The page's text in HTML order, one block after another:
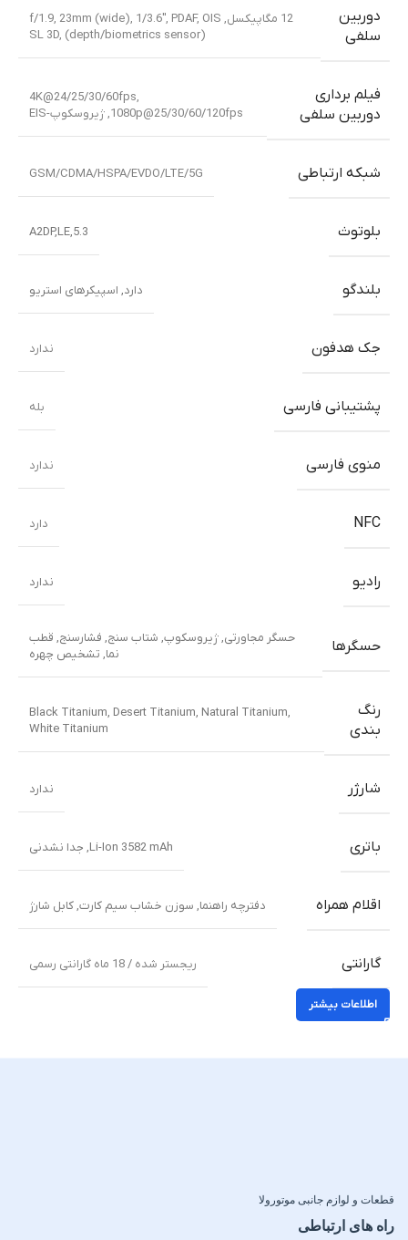
دوربین
سلفی
12 مگاپیکسل, f/1.9, 23mm (wide), 1/3.6″, PDAF, OIS
SL 3D, (depth/biometrics sensor)
فیلم برداری
دوربین سلفی
4K@24/25/30/60fps,
1080p@25/30/60/120fps, ژیروسکوپ-EIS
شبکه ارتباطی GSM/CDMA/HSPA/EVDO/LTE/5G
بلوتوث 5.3,A2DP,LE
بلندگو دارد, اسپیکرهای استریو
جک هدفون ندارد
پشتیبانی فارسی بله
منوی فارسی ندارد
NFC دارد
رادیو ندارد
حسگرها حسگر مجاورتی,ژیروسکوپ, شتاب سنج, فشارسنج, قطب
نما, تشخیص چهره
رنگ
بندی
Black Titanium, Desert Titanium, Natural Titanium,
White Titanium
شارژر ندارد
باتری Li-Ion 3582 mAh, جدا نشدنی
اقلام همراه دفترچه راهنما, سوزن خشاب سیم کارت,کابل شارژ
گارانتی ریجستر شده / 18 ماه گارانتی رسمی
اطلاعات بیشتر
قطعات و لوازم جانبی موتورولا
راه های ارتباطی